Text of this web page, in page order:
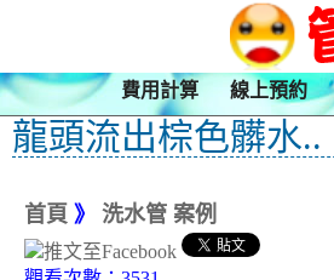
費用計算 線上預約
龍頭流出棕色髒水
首頁 》 洗水管 案例